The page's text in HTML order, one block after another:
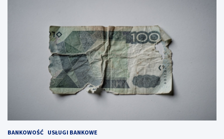
BANKOWOŚĆ USŁUGI BANKOWE